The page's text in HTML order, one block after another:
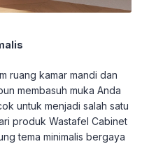
ruang kamar mandi dan
membasuh muka Anda
untuk menjadi salah satu
produk Wastafel Cabinet
tema minimalis bergaya